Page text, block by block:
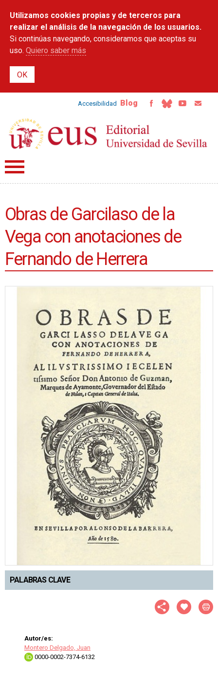
contenido
principal
Utilizamos cookies propias y de terceros para
realizar el análisis de la navegación de los usuarios.
Si continúas navegando, consideramos que aceptas su
uso. Quiero saber más
Accesibilidad Blog
Obras de Garcilaso de la
Vega con anotaciones de
Fernando de Herrera
PALABRAS CLAVE
Autor/es:
Montero Delgado, Juan
0000-0002-7374-6132